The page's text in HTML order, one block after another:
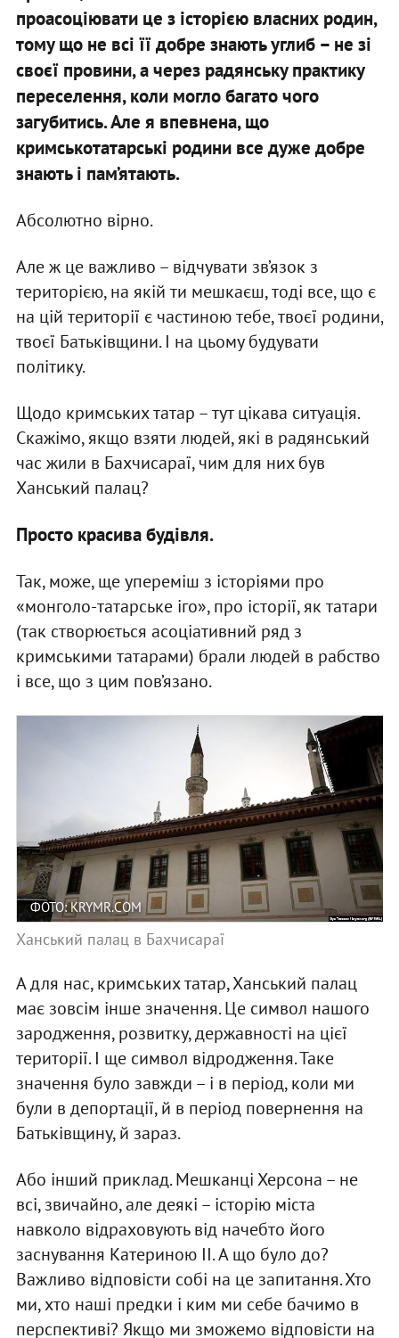
проасоціювати це з історією власних родин,
тому що не всі її добре знають углиб – не зі
своєї провини, а через радянську практику
переселення, коли могло багато чого
загубитись. Але я впевнена, що
кримськотатарські родини все дуже добре
знають і пам’ятають.
Абсолютно вірно.
Але ж це важливо – відчувати зв’язок з
територією, на якій ти мешкаєш, тоді все, що є
на цій території є частиною тебе, твоєї родини,
твоєї Батьківщини. І на цьому будувати
політику.
Щодо кримських татар – тут цікава ситуація.
Скажімо, якщо взяти людей, які в радянський
час жили в Бахчисараї, чим для них був
Ханський палац?
Просто красива будівля.
Так, може, ще упереміш з історіями про
«монголо-татарське іго», про історії, як татари
(так створюється асоціативний ряд з
кримськими татарами) брали людей в рабство
і все, що з цим пов’язано.
ФОТО: KRYMR.COM
Ханський палац в Бахчисараї
А для нас, кримських татар, Ханський палац
має зовсім інше значення. Це символ нашого
зародження, розвитку, державності на цієї
території. І ще символ відродження. Таке
значення було завжди – і в період, коли ми
були в депортації, й в період повернення на
Батьківщину, й зараз.
Або інший приклад. Мешканці Херсона – не
всі, звичайно, але деякі – історію міста
навколо відраховують від начебто його
заснування Катериною II. А що було до?
Важливо відповісти собі на це запитання. Хто
ми, хто наші предки і ким ми себе бачимо в
перспективі? Якщо ми зможемо відповісти на